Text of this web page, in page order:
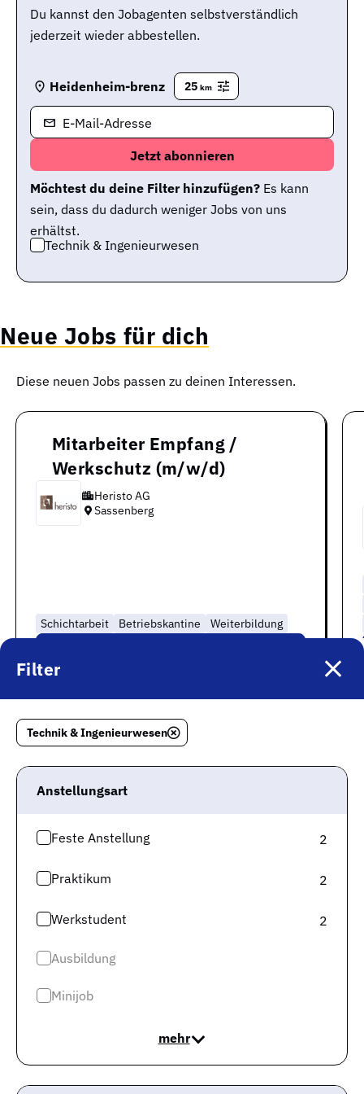
Filter
Technik & Ingenieurwesen
Anstellungsart
Feste Anstellung 2
Praktikum 2
Werkstudent 2
Ausbildung
Minijob
mehr
Du kannst den Jobagenten selbstverständlich
jederzeit wieder abbestellen.
Heidenheim-brenz 25 km
E-Mail-Adresse
Möchtest du deine Filter hinzufügen? Es kann
sein, dass du dadurch weniger Jobs von uns
erhältst.
Technik & Ingenieurwesen
Neue Jobs für dich
Diese neuen Jobs passen zu deinen Interessen.
Mitarbeiter Empfang /
Werkschutz (m/w/d)
Heristo AG
Sassenberg
Schichtarbeit Betriebskantine Weiterbildung
Alle Jobs»Heidenheim (Brenz)
Gute Jobs
Alle Jobs
Jobtest
Karriereguide
Über uns
Gute Unternehmen